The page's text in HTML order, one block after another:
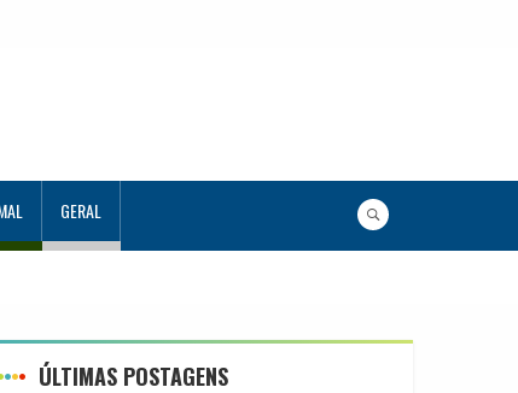
GERAL
ÚLTIMAS POSTAGENS